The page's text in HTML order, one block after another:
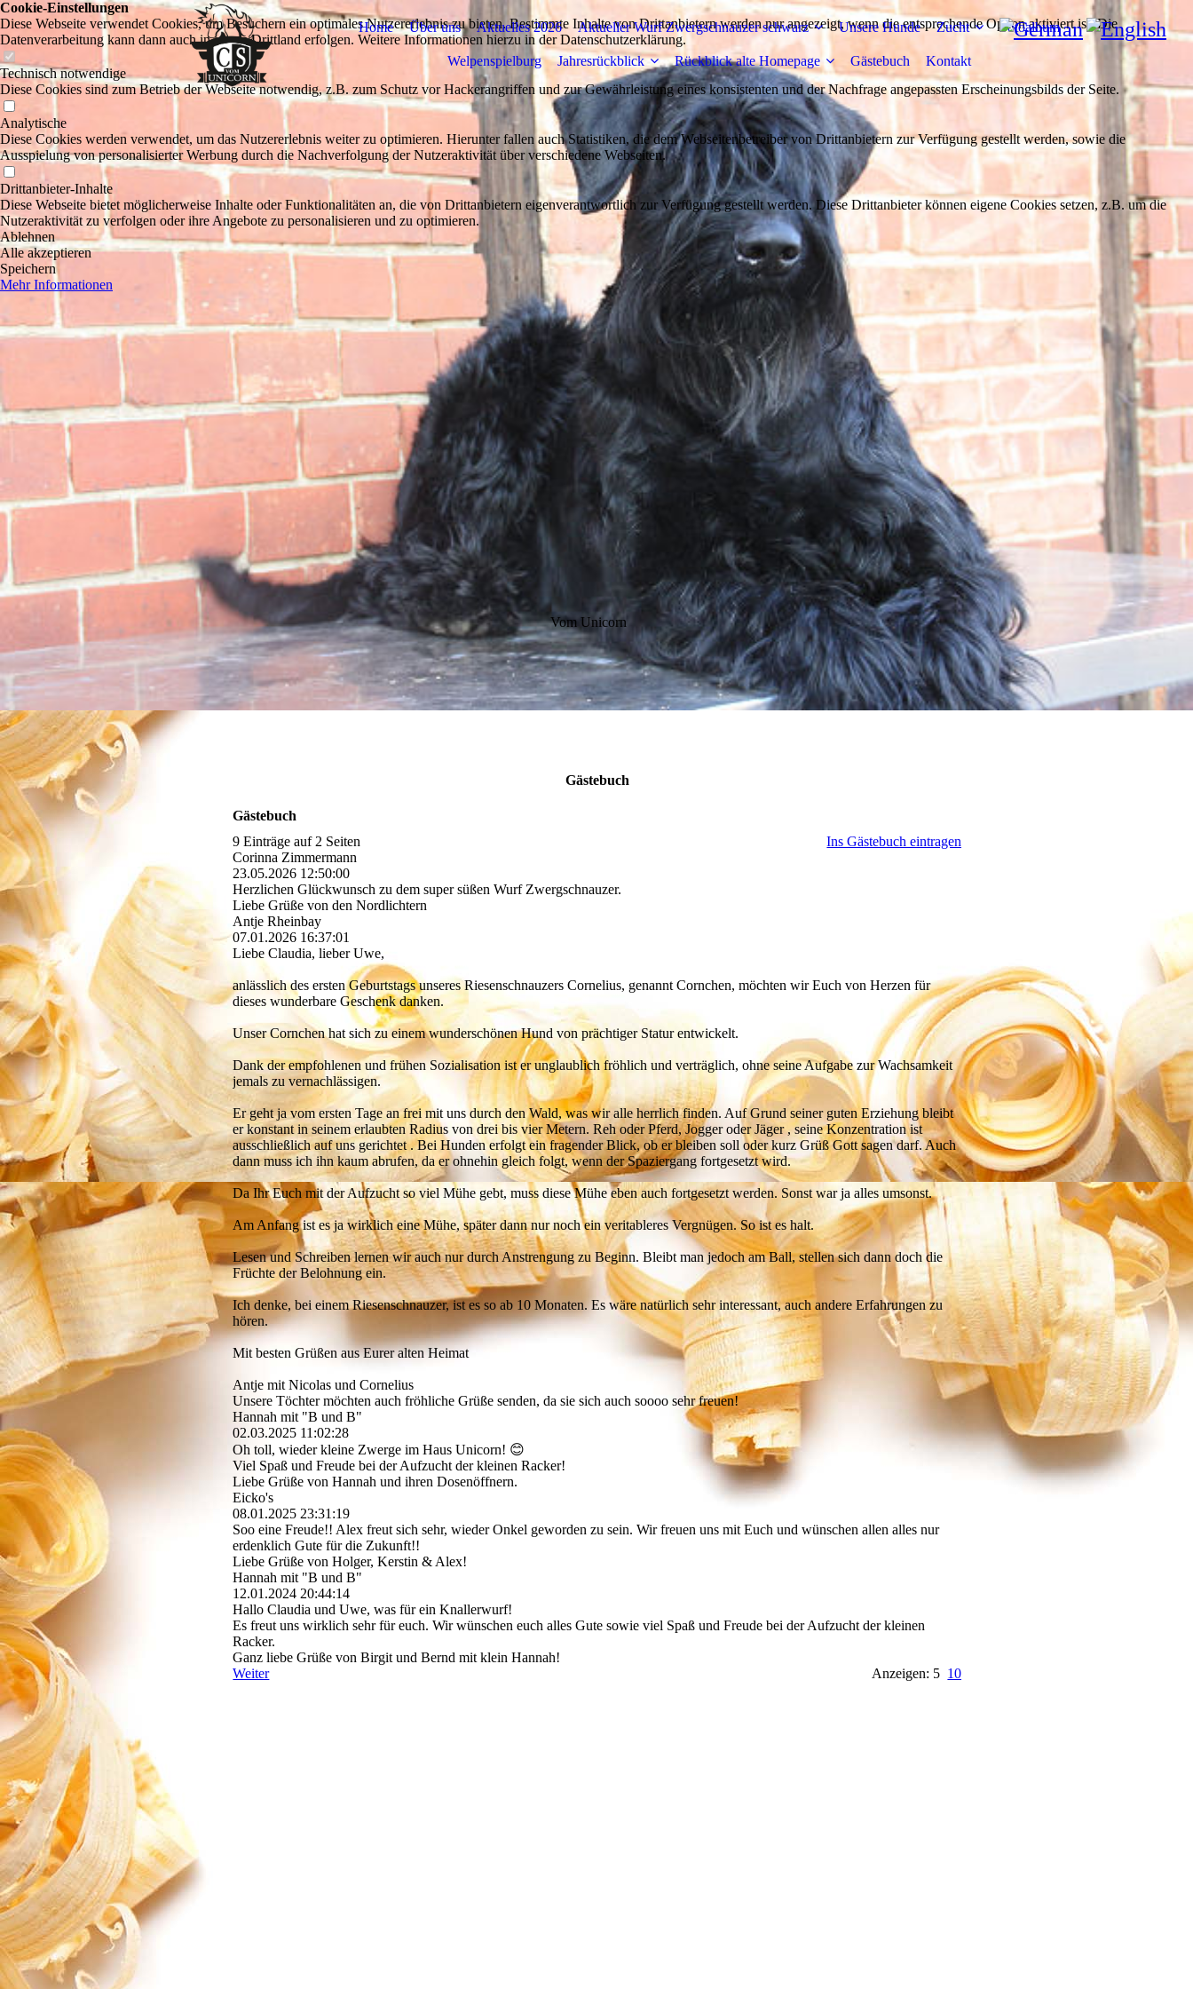
Home Über uns Aktuelles 2026 Aktueller Wurf Zwergschnauzer schwarz Unsere Hunde Zucht Fotoalbum
Welpenspielburg Jahresrückblick Rückblick alte Homepage Gästebuch Kontakt
Vom Unicorn
Gäste­buch
Gästebuch
9 Einträge auf 2 Seiten
Ins Gästebuch eintragen
Corinna Zimmermann
23.05.2026 12:50:00
Herzlichen Glückwunsch zu dem super süßen Wurf Zwergschnauzer.
Liebe Grüße von den Nordlichtern
Antje Rheinbay
07.01.2026 16:37:01
Liebe Claudia, lieber Uwe,
anlässlich des ersten Geburtstags unseres Riesenschnauzers Cornelius, genannt Cornchen, möchten wir Euch von Herzen für
dieses wunderbare Geschenk danken.
Unser Cornchen hat sich zu einem wunderschönen Hund von prächtiger Statur entwickelt.
Dank der empfohlenen und frühen Sozialisation ist er unglaublich fröhlich und verträglich, ohne seine Aufgabe zur Wachsamkeit
jemals zu vernachlässigen.
Er geht ja vom ersten Tage an frei mit uns durch den Wald, was wir alle herrlich finden. Auf Grund seiner guten Erziehung bleibt
er konstant in seinem erlaubten Radius von drei bis vier Metern. Reh oder Pferd, Jogger oder Jäger , seine Konzentration ist
ausschließlich auf uns gerichtet . Bei Hunden erfolgt ein fragender Blick, ob er bleiben soll oder kurz Grüß Gott sagen darf. Auch
dann muss ich ihn kaum abrufen, da er ohnehin gleich folgt, wenn der Spaziergang fortgesetzt wird.
Da Ihr Euch mit der Aufzucht so viel Mühe gebt, muss diese Mühe eben auch fortgesetzt werden. Sonst war ja alles umsonst.
Am Anfang ist es ja wirklich eine Mühe, später dann nur noch ein veritableres Vergnügen. So ist es halt.
Lesen und Schreiben lernen wir auch nur durch Anstrengung zu Beginn. Bleibt man jedoch am Ball, stellen sich dann doch die
Früchte der Belohnung ein.
Ich denke, bei einem Riesenschnauzer, ist es so ab 10 Monaten. Es wäre natürlich sehr interessant, auch andere Erfahrungen zu
hören.
Mit besten Grüßen aus Eurer alten Heimat
Antje mit Nicolas und Cornelius
Unsere Töchter möchten auch fröhliche Grüße senden, da sie sich auch soooo sehr freuen!
Hannah mit "B und B"
02.03.2025 11:02:28
Oh toll, wieder kleine Zwerge im Haus Unicorn! 😊
Viel Spaß und Freude bei der Aufzucht der kleinen Racker!
Liebe Grüße von Hannah und ihren Dosenöffnern.
Eicko's
08.01.2025 23:31:19
Soo eine Freude!! Alex freut sich sehr, wieder Onkel geworden zu sein. Wir freuen uns mit Euch und wünschen allen alles nur
erdenklich Gute für die Zukunft!!
Liebe Grüße von Holger, Kerstin & Alex!
Hannah mit "B und B"
12.01.2024 20:44:14
Hallo Claudia und Uwe, was für ein Knallerwurf!
Es freut uns wirklich sehr für euch. Wir wünschen euch alles Gute sowie viel Spaß und Freude bei der Aufzucht der kleinen
Racker.
Ganz liebe Grüße von Birgit und Bernd mit klein Hannah!
Weiter
Anzeigen: 5 10
Cookie-Einstellungen
Diese Webseite verwendet Cookies, um Besuchern ein optimales Nutzererlebnis zu bieten. Bestimmte Inhalte von Drittanbietern werden nur angezeigt, wenn die entsprechende Option aktiviert ist. Die
Datenverarbeitung kann dann auch in einem Drittland erfolgen. Weitere Informationen hierzu in der Datenschutzerklärung.
Technisch notwendige
Diese Cookies sind zum Betrieb der Webseite notwendig, z.B. zum Schutz vor Hackerangriffen und zur Gewährleistung eines konsistenten und der Nachfrage angepassten Erscheinungsbilds der Seite.
Analytische
Diese Cookies werden verwendet, um das Nutzererlebnis weiter zu optimieren. Hierunter fallen auch Statistiken, die dem Webseitenbetreiber von Drittanbietern zur Verfügung gestellt werden, sowie die
Ausspielung von personalisierter Werbung durch die Nachverfolgung der Nutzeraktivität über verschiedene Webseiten.
Drittanbieter-Inhalte
Diese Webseite bietet möglicherweise Inhalte oder Funktionalitäten an, die von Drittanbietern eigenverantwortlich zur Verfügung gestellt werden. Diese Drittanbieter können eigene Cookies setzen, z.B. um die
Nutzeraktivität zu verfolgen oder ihre Angebote zu personalisieren und zu optimieren.
Ablehnen
Alle akzeptieren
Speichern
Mehr Informationen